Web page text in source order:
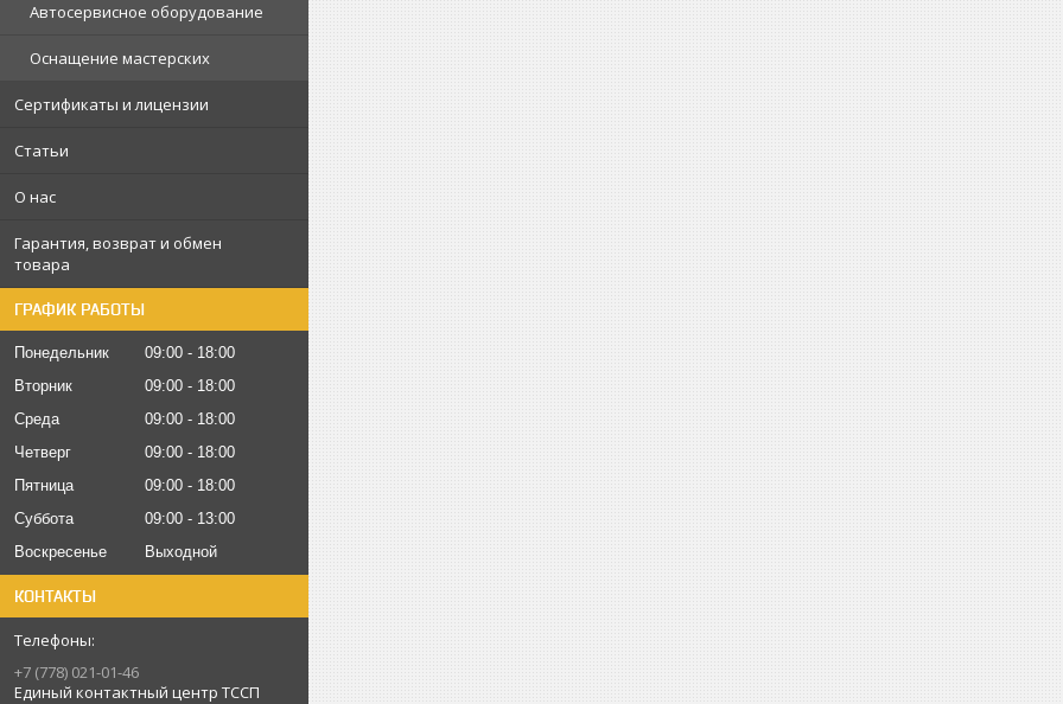
Автосервисное оборудование
Оснащение мастерских
Сертификаты и лицензии
Статьи
О нас
Гарантия, возврат и обмен
товара
ГРАФИК РАБОТЫ
Понедельник 09:00
18:00
Вторник
09:00
18:00
Среда
09:00
18:00
Четверг
09:00
18:00
Пятница
09:00
18:00
Суббота
09:00
13:00
Воскресенье
Выходной
КОНТАКТЫ
+7 (778) 021-01-46
Единый контактный центр ТССП